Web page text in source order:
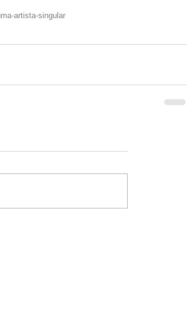
artista-singular